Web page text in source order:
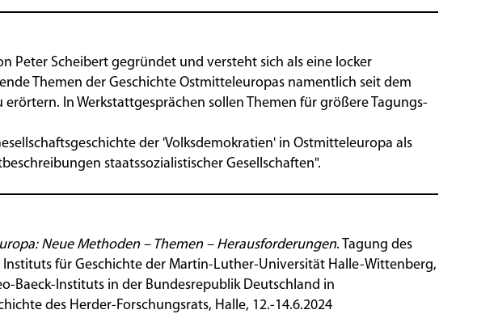
Peter Scheibert gegründet und versteht sich als eine locker
Themen der Geschichte Ostmitteleuropas namentlich seit dem
In Werkstattgesprächen sollen Themen für größere Tagungs-
der 'Volksdemokratien' in Ostmitteleuropa als
staatssozialistischer Gesellschaften".
Neue Methoden – Themen – Herausforderungen. Tagung des
für Geschichte der Martin-Luther-Universität Halle-Wittenberg,
Baeck-Instituts in der Bundesrepublik Deutschland in
des Herder-Forschungsrats, Halle, 12.-14.6.2024